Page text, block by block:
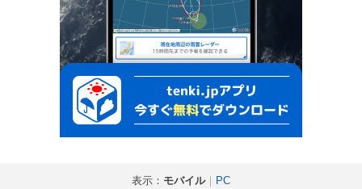
表示： モバイル｜ PC